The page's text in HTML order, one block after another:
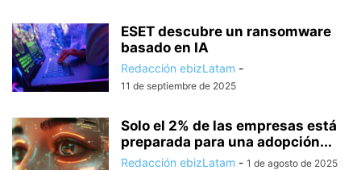
ESET descubre un ransomware
basado en IA
Redacción ebizLatam -
11 de septiembre de 2025
Solo el 2% de las empresas está
preparada para una adopción...
Redacción ebizLatam - 1 de agosto de 2025